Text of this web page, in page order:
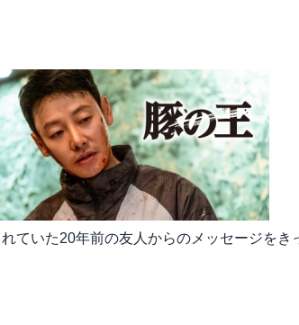
ていた20年前の友人からのメッセージをき